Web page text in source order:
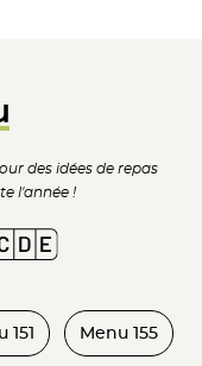
des idéesde repas
l'année !
151 Menu 155